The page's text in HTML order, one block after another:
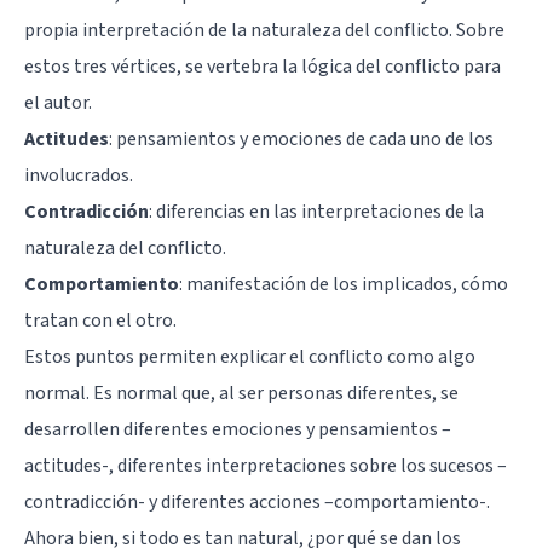
propia interpretación de la naturaleza del conflicto. Sobre
estos tres vértices, se vertebra la lógica del conflicto para
el autor.
Actitudes: pensamientos y emociones de cada uno de los
involucrados.
Contradicción: diferencias en las interpretaciones de la
naturaleza del conflicto.
Comportamiento: manifestación de los implicados, cómo
tratan con el otro.
Estos puntos permiten explicar el conflicto como algo
normal. Es normal que, al ser personas diferentes, se
desarrollen diferentes emociones y pensamientos –
actitudes-, diferentes interpretaciones sobre los sucesos –
contradicción- y diferentes acciones –comportamiento-.
Ahora bien, si todo es tan natural, ¿por qué se dan los